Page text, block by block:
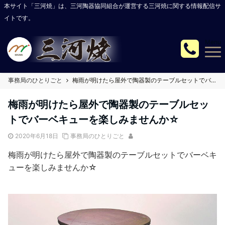
本サイト「三河焼」は、三河陶器協同組合が運営する三河焼に関する情報配信サ
イトです。
Menu
事務局のひとりごと 梅雨が明けたら屋外で陶器製のテーブルセットでバーベキューを楽しみませんか☆
梅雨が明けたら屋外で陶器製のテーブルセッ
トでバーベキューを楽しみませんか☆
2020年6月18日 事務局のひとりごと
梅雨が明けたら屋外で陶器製のテーブルセットでバーベキ
ューを楽しみませんか☆